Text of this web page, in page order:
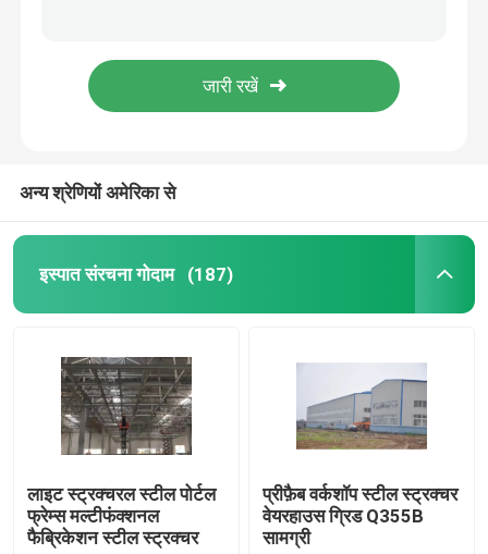
प्रीफैब्रिकेटेड स्टील बिल्डिंग
इस्पात संरचना शॉपिंग मॉल
इस्पात संरचना फार्म
वाणिज्यिक स्टील फ्रेम बिल्डिंग
स्टील स्ट्रक्चर ब्रिज
अन्य श्रेणियों अमेरिका से
इस्पात संरचना गोदाम (187)
लाइट स्ट्रक्चरल स्टील पोर्टल
फ्रेम्स मल्टीफंक्शनल
फैब्रिकेशन स्टील स्ट्रक्चर
प्रीफ़ैब वर्कशॉप स्टील स्ट्रक्चर
वेयरहाउस ग्रिड Q355B
सामग्री